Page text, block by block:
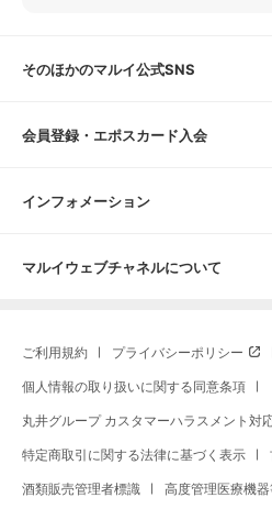
そのほかのマルイ公式SNS
会員登録・エポスカード入会
インフォメーション
マルイウェブチャネルについて
ご利用規約 プライバシーポリシー
個人情報の取り扱いに関する同意条項
丸井グループ カスタマーハラスメント対
特定商取引に関する法律に基づく表示
酒類販売管理者標識 高度管理医療機